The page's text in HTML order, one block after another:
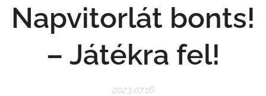
Napvitorlát bonts!
– Játékra fel!
2023.07.16